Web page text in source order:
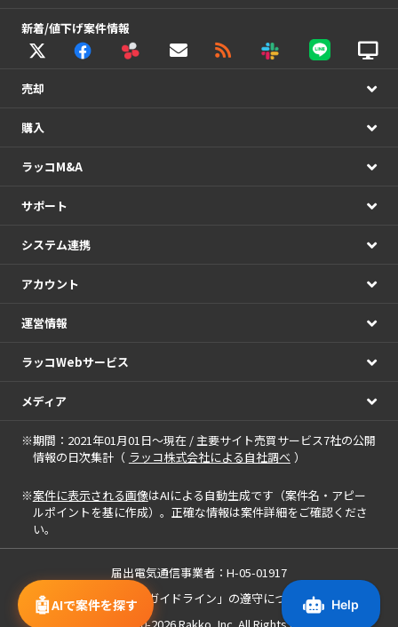
🤖AIで案件を探す
新着/値下げ案件情報
売却
購入
ラッコM&A
サポート
システム連携
アカウント
運営情報
ラッコWebサービス
メディア
※期間：2021年01月01日～現在 / 主要サイト売買サービス7社の公開
情報の日次集計（ ラッコ株式会社による自社調べ ）
※案件に表示される画像はAIによる自動生成です（案件名・アピー
ルポイントを基に作成）。正確な情報は案件詳細をご確認くださ
い。
届出電気通信事業者：H-05-01917
「中小M&Aガイドライン」の遵守について